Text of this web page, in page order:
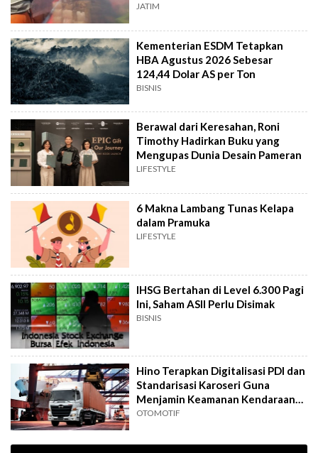
JATIM
Kementerian ESDM Tetapkan
HBA Agustus 2026 Sebesar
124,44 Dolar AS per Ton
BISNIS
Berawal dari Keresahan, Roni
Timothy Hadirkan Buku yang
Mengupas Dunia Desain Pameran
LIFESTYLE
6 Makna Lambang Tunas Kelapa
dalam Pramuka
LIFESTYLE
IHSG Bertahan di Level 6.300 Pagi
Ini, Saham ASII Perlu Disimak
BISNIS
Hino Terapkan Digitalisasi PDI dan
Standarisasi Karoseri Guna
Menjamin Keamanan Kendaraan
Niaga
OTOMOTIF